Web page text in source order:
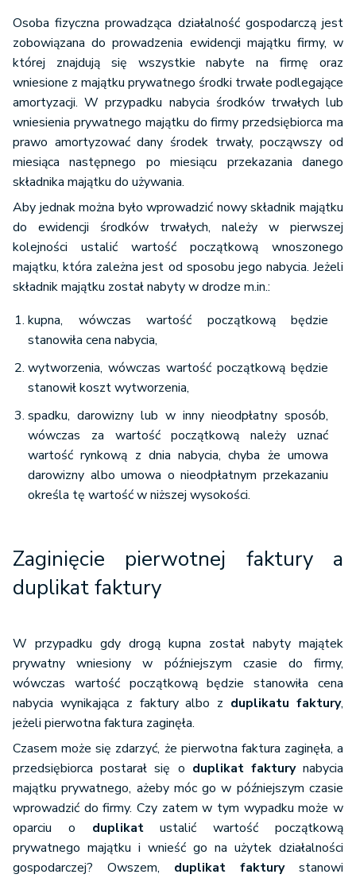
Osoba fizyczna prowadząca działalność gospodarczą jest
zobowiązana do prowadzenia ewidencji majątku firmy, w
której znajdują się wszystkie nabyte na firmę oraz
wniesione z majątku prywatnego środki trwałe podlegające
amortyzacji. W przypadku nabycia środków trwałych lub
wniesienia prywatnego majątku do firmy przedsiębiorca ma
prawo amortyzować dany środek trwały, począwszy od
miesiąca następnego po miesiącu przekazania danego
składnika majątku do używania.
Aby jednak można było wprowadzić nowy składnik majątku
do ewidencji środków trwałych, należy w pierwszej
kolejności ustalić wartość początkową wnoszonego
majątku, która zależna jest od sposobu jego nabycia. Jeżeli
składnik majątku został nabyty w drodze m.in.:
kupna, wówczas wartość początkową będzie
stanowiła cena nabycia,
wytworzenia, wówczas wartość początkową będzie
stanowił koszt wytworzenia,
spadku, darowizny lub w inny nieodpłatny sposób,
wówczas za wartość początkową należy uznać
wartość rynkową z dnia nabycia, chyba że umowa
darowizny albo umowa o nieodpłatnym przekazaniu
określa tę wartość w niższej wysokości.
Zaginięcie pierwotnej faktury a
duplikat faktury
W przypadku gdy drogą kupna został nabyty majątek
prywatny wniesiony w późniejszym czasie do firmy,
wówczas wartość początkową będzie stanowiła cena
nabycia wynikająca z faktury albo z duplikatu faktury,
jeżeli pierwotna faktura zaginęła.
Czasem może się zdarzyć, że pierwotna faktura zaginęła, a
przedsiębiorca postarał się o duplikat fakturynabycia
majątku prywatnego, ażeby móc go w późniejszym czasie
wprowadzić do firmy. Czy zatem w tym wypadku może w
oparciu o duplikatustalić wartość początkową
prywatnego majątku i wnieść go na użytek działalności
gospodarczej? Owszem, duplikat fakturystanowi